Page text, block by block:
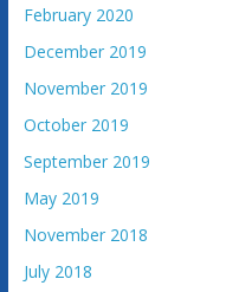
February 2020
December 2019
November 2019
October 2019
September 2019
May 2019
November 2018
July 2018